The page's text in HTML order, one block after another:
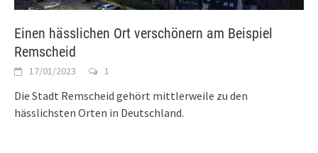
Einen hässlichen Ort verschönern am Beispiel
Remscheid
17/01/2023 1
Die Stadt Remscheid gehört mittlerweile zu den
hässlichsten Orten in Deutschland.